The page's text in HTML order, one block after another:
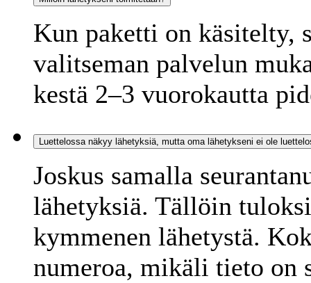
Kun paketti on käsitelty,
valitseman palvelun
kestä 2–3 vuorokautta
Luettelossa näkyy lähetyksiä, mutta oma lähetykseni ei ole
Joskus samalla
lähetyksiä. Tällöin
kymmenen lähetystä.
numeroa, mikäli tieto on